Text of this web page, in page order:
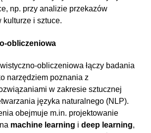
np. przy analizie przekazów
kulturze i sztuce.
obliczeniowa
obliczeniowa łączy badania
narzędziem poznania z
w zakresie sztucznej
języka naturalnego (NLP).
obejmuje m.in. projektowanie
machine learning i deep learning,